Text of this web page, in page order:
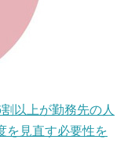
以上が勤務先の人
を見直す必要性を